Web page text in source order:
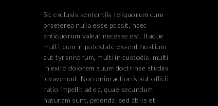
Sic exclusis sententiis reliquorum cum
praeterea nulla esse possit, haec
antiquorum valeat necesse est. Itaque
multi, cum in potestate essent hostium
aut tyrannorum, multi in custodia, multi
in exillo dolorem suum doctrinae studiis
levaverunt. Non enim actionis aut officii
ratio impellit ad ea, quae secundum
naturam sunt, petenda, sed ab iis et